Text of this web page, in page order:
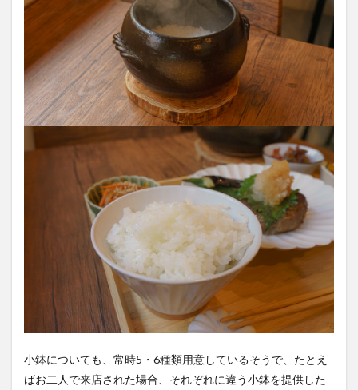
小鉢についても、常時5・6種類用意しているそうで、たとえ
ばお二人で来店された場合、それぞれに違う小鉢を提供した